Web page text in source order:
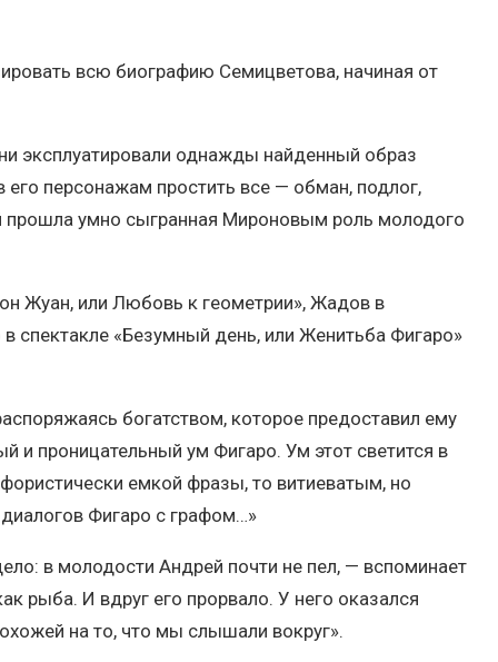
всю биографию Семицветова, начиная от
эксплуатировали однажды найденный образ
персонажам простить все — обман, подлог,
прошла умно сыгранная Мироновым роль молодого
Жуан, или Любовь к геометрии», Жадов в
спектакле «Безумный день, или Женитьба Фигаро»
богатством, которое предоставил ему
и проницательный ум Фигаро. Ум этот светится в
емкой фразы, то витиеватым, но
Фигаро с графом…»
в молодости Андрей почти не пел, — вспоминает
рыба. И вдруг его прорвало. У него оказался
на то, что мы слышали вокруг».